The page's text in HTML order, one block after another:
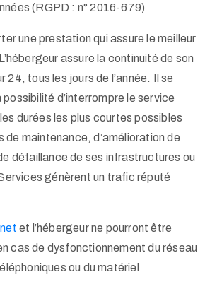
(RGPD : n° 2016-679)
une prestation qui assure le meilleur
assure la continuité de son
24, tous les jours de l’année. Il se
d’interrompre le service
durées les plus courtes possibles
de maintenance, d’amélioration de
défaillance de ses infrastructures ou
génèrent un trafic réputé
et l’hébergeur ne pourront être
cas de dysfonctionnement du réseau
ou du matériel